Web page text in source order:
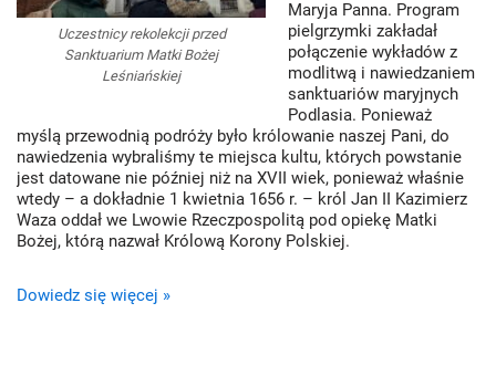
Uczestnicy rekolekcji przed
Sanktuarium Matki Bożej
Leśniańskiej
Maryja Panna. Program
pielgrzymki zakładał
połączenie wykładów z
modlitwą i nawiedzaniem
sanktuariów maryjnych
Podlasia. Ponieważ
myślą przewodnią podróży było królowanie naszej Pani, do
nawiedzenia wybraliśmy te miejsca kultu, których powstanie
jest datowane nie później niż na XVII wiek, ponieważ właśnie
wtedy – a dokładnie 1 kwietnia 1656 r. – król Jan II Kazimierz
Waza oddał we Lwowie Rzeczpospolitą pod opiekę Matki
Bożej, którą nazwał Królową Korony Polskiej.
Dowiedz się więcej »